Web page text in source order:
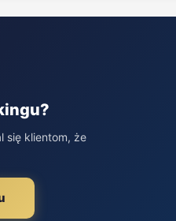
się klientom, że